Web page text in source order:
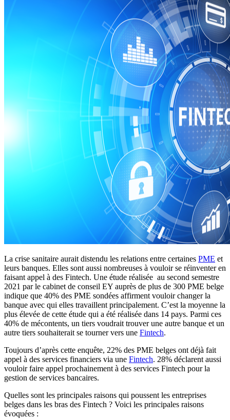
La crise sanitaire aurait distendu les relations entre certaines PME et
leurs banques. Elles sont aussi nombreuses à vouloir se réinventer en
faisant appel à des Fintech. Une étude réalisée au second semestre
2021 par le cabinet de conseil EY auprès de plus de 300 PME belge
indique que 40% des PME sondées affirment vouloir changer la
banque avec qui elles travaillent principalement. C’est la moyenne la
plus élevée de cette étude qui a été réalisée dans 14 pays. Parmi ces
40% de mécontents, un tiers voudrait trouver une autre banque et un
autre tiers souhaiterait se tourner vers une Fintech.
Toujours d’après cette enquête, 22% des PME belges ont déjà fait
appel à des services financiers via une Fintech. 28% déclarent aussi
vouloir faire appel prochainement à des services Fintech pour la
gestion de services bancaires.
Quelles sont les principales raisons qui poussent les entreprises
belges dans les bras des Fintech ? Voici les principales raisons
évoquées :